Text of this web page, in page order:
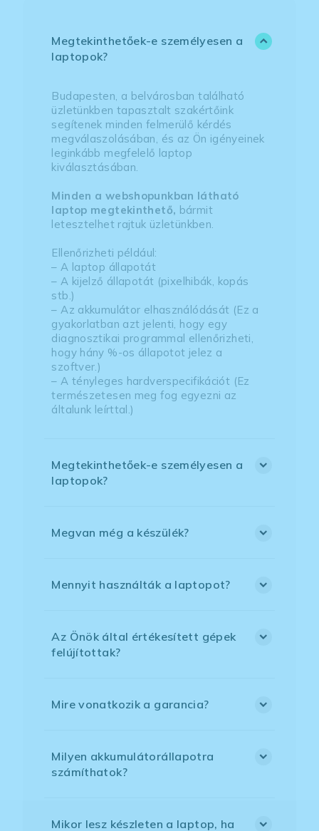
Megtekinthetőek-e személyesen a
laptopok?
Budapesten, a belvárosban található
üzletünkben tapasztalt szakértőink
segítenek minden felmerülő kérdés
megválaszolásában, és az Ön igényeinek
leginkább megfelelő laptop
kiválasztásában.
Minden a webshopunkban látható
laptop megtekinthető, bármit
letesztelhet rajtuk üzletünkben.
Ellenőrizheti például:
– A laptop állapotát
– A kijelző állapotát (pixelhibák, kopás
stb.)
– Az akkumulátor elhasználódását (Ez a
gyakorlatban azt jelenti, hogy egy
diagnosztikai programmal ellenőrizheti,
hogy hány %-os állapotot jelez a
szoftver.)
– A tényleges hardverspecifikációt (Ez
természetesen meg fog egyezni az
általunk leírttal.)
Megtekinthetőek-e személyesen a
laptopok?
Megvan még a készülék?
Mennyit használták a laptopot?
Az Önök által értékesített gépek
felújítottak?
Mire vonatkozik a garancia?
Milyen akkumulátorállapotra
számíthatok?
Mikor lesz készleten a laptop, ha